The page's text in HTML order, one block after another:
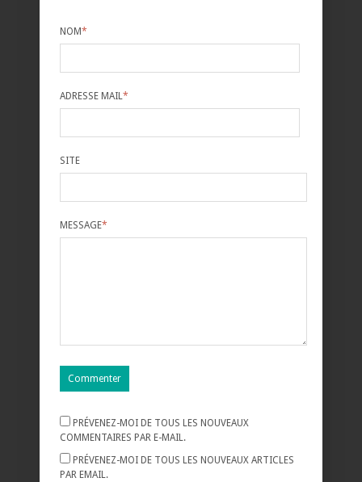
NOM*
ADRESSE MAIL*
SITE
MESSAGE*
PRÉVENEZ-MOI DE TOUS LES NOUVEAUX
COMMENTAIRES PAR E-MAIL.
PRÉVENEZ-MOI DE TOUS LES NOUVEAUX ARTICLES
PAR EMAIL.